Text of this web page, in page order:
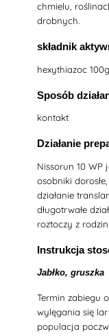
chmielu,
drobnych.
składnik
hexythiazoc
Sposób
kontakt
Działanie
Nissorun 10 WP
osobniki
działanie
długotrwałe
roztoczy z
Instrukcja
Jabłko, gruszka
Termin zabiegu
wylęgania się
populacja